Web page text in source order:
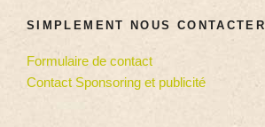
SIMPLEMENT NOUS CONTACTER
Formulaire de contact
Contact Sponsoring et publicité